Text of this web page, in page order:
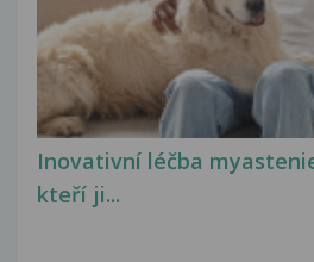
Inovativní léčba
kteří ji...